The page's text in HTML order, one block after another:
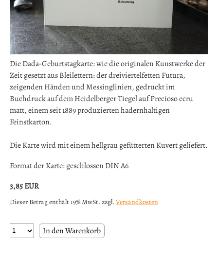
Die Dada-Geburtstagkarte: wie die originalen Kunstwerke der
Zeit gesetzt aus Bleilettern: der dreiviertelfetten Futura,
zeigenden Händen und Messinglinien, gedruckt im
Buchdruck auf dem Heidelberger Tiegel auf Precioso ecru
matt, einem seit 1889 produzierten hadernhaltigen
Feinstkarton.
Die Karte wird mit einem hellgrau gefütterten Kuvert geliefert.
Format der Karte: geschlossen DIN A6
3,85EUR
Dieser Betrag enthält 19% MwSt. zzgl. Versandkosten